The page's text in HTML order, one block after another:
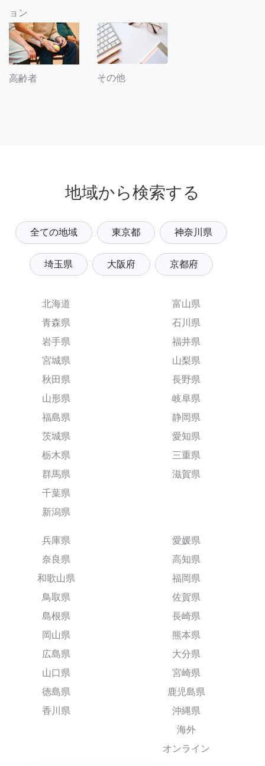
ョン
高齢者 その他
地域から検索する
全ての地域 東京都 神奈川県
埼玉県 大阪府 京都府
北海道
青森県
岩手県
宮城県
秋田県
山形県
福島県
茨城県
栃木県
群馬県
千葉県
新潟県
富山県
石川県
福井県
山梨県
長野県
岐阜県
静岡県
愛知県
三重県
滋賀県
兵庫県
奈良県
和歌山県
鳥取県
島根県
岡山県
広島県
山口県
徳島県
香川県
愛媛県
高知県
福岡県
佐賀県
長崎県
熊本県
大分県
宮崎県
鹿児島県
沖縄県
海外
オンライン